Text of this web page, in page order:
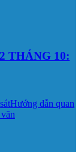
THÁNG 10:
Hướng dẫn quan